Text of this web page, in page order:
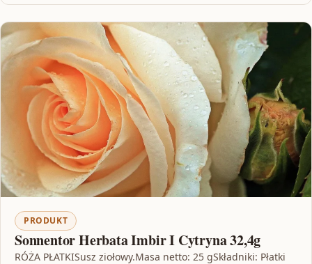
PRODUKT
Sonnentor Herbata Imbir I Cytryna 32,4g
RÓŻA PŁATKISusz ziołowy.Masa netto: 25 gSkładniki: Płatki